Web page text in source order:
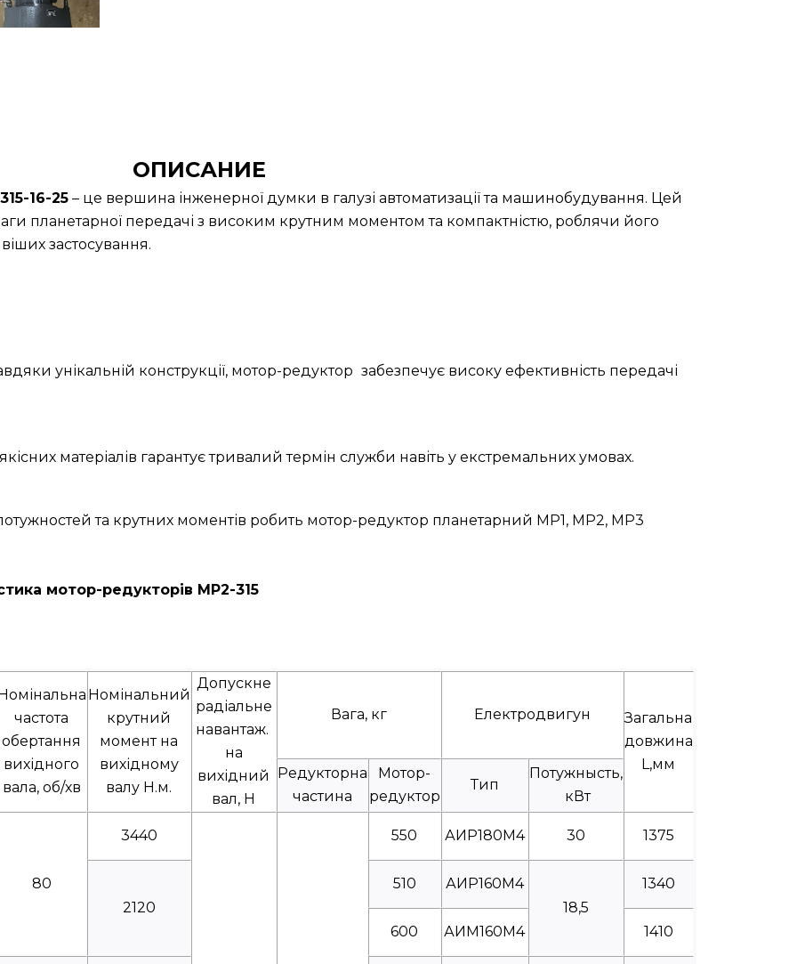
ОПИСАНИЕ
16-25– це вершина інженерної думки в галузі автоматизації та машинобудування. Цей
планетарної передачі з високим крутним моментом та компактністю, роблячи його
застосування.
унікальній конструкції, мотор-редуктор забезпечує високу ефективність передачі
матеріалів гарантує тривалий термін служби навіть у екстремальних умовах.
та крутних моментів робить мотор-редуктор планетарний МР1, МР2, МР3
мотор-редукторів МР2-315
частота
обертання
вихідного
вала, об/хв
Номінальний
крутний
момент на
вихідному
валу Н.м.
Допускне
радіальне
навантаж.
на
вихідний
вал, Н
Вага, кг Електродвигун
Загальна
довжина
L,мм
Редукторна
частина
Мотор-
редуктор
Тип
Потужнысть,
кВт
80
3440 550 АИР180М4 30 1375
2120
510
АИР160М4
18,5
1340
600 АИМ160М4 1410